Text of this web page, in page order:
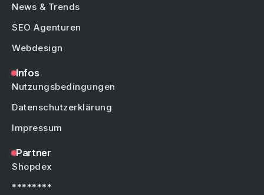
News & Trends
SEO Agenturen
Webdesign
Infos
Nutzungsbedingungen
Datenschutzerklärung
Impressum
Partner
Shopdex
********